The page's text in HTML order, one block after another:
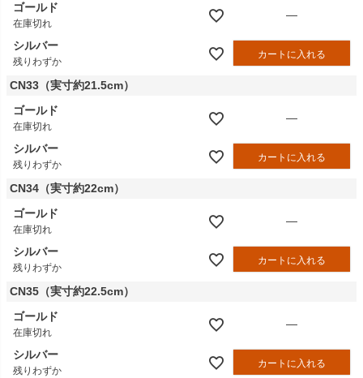
ゴールド
在庫切れ
—
シルバー
残りわずか
カートに入れる
CN33（実寸約21.5cm）
ゴールド
在庫切れ
—
シルバー
残りわずか
カートに入れる
CN34（実寸約22cm）
ゴールド
在庫切れ
—
シルバー
残りわずか
カートに入れる
CN35（実寸約22.5cm）
ゴールド
在庫切れ
—
シルバー
残りわずか
カートに入れる